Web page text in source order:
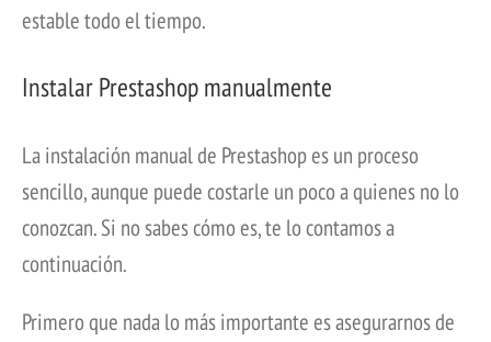
estable todo el tiempo.
Instalar Prestashop manualmente
La instalación manual de Prestashop es un proceso
sencillo, aunque puede costarle un poco a quienes no lo
conozcan. Si no sabes cómo es, te lo contamos a
continuación.
Primero que nada lo más importante es asegurarnos de